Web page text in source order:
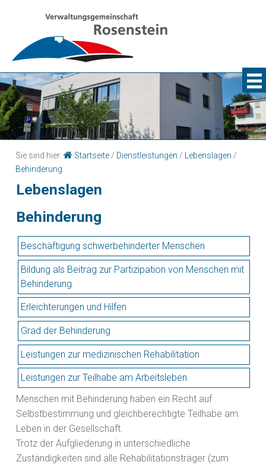
Sie sind hier: Startseite / Dienstleistungen / Lebenslagen /
Behinderung
Lebenslagen
Behinderung
Beschäftigung schwerbehinderter Menschen
Bildung als Beitrag zur Partizipation von Menschen mit
Behinderung
Erleichterungen und Hilfen
Grad der Behinderung
Leistungen zur medizinischen Rehabilitation
Leistungen zur Teilhabe am Arbeitsleben
Menschen mit Behinderung haben ein Recht auf
Selbstbestimmung und gleichberechtigte Teilhabe am
Leben in der Gesellschaft.
Trotz der Aufgliederung in unterschiedliche
Zuständigkeiten sind alle Rehabilitationsträger (zum